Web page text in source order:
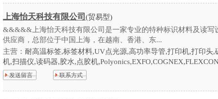
上海怡天科技有限公司 (贸易型)
&&&&&上海怡天科技有限公司是一家专业的特种标识材料及读写
供应商，总部位于中国上海，在越南、香港、东...
主营： 耐高温标签,标签材料,UV点光源,高功率导管,打印机,打印头,
机,扫描仪,读码器,胶水,点胶机
发送留言 联系方式